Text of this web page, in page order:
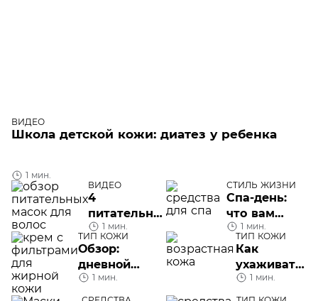
ВИДЕО
Школа детской кожи: диатез у ребенка
1 мин.
ВИДЕО
4
питательных
маски для
волос
1 мин.
СТИЛЬ ЖИЗНИ
Спа-день:
что вам
понадобится
1 мин.
ТИП КОЖИ
Обзор:
дневной
крем с SPF
для жирной
1 мин.
ТИП КОЖИ
Как
ухаживать
за
возрастной
1 мин.